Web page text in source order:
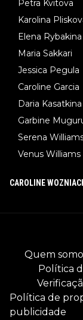
Petra Kvitova
Karolina
Elena Rybakina
Maria Sakkari
Jessica Pegula
Caroline Garcia
Daria Kasatkina
Garbine
Serena
Venus Williams
CAROLINE
Quem
Política
Política de
publicidade